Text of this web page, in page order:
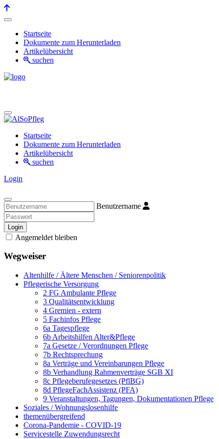
Startseite
Dokumente zum Herunterladen
Artikelübersicht
suchen
Startseite
Dokumente zum Herunterladen
Artikelübersicht
suchen
Login
Benutzername
Login
Angemeldet bleiben
Wegweiser
Altenhilfe / Ältere Menschen / Seniorenpolitik
Pflegerische Versorgung
2 FG Ambulante Pflege
3 Qualitätsentwicklung
4 Gremien - extern
5 Fachinfos Pflege
6a Tagespflege
6b Arbeitshilfen Alter&Pflege
7a Gesetze / Verordnungen Pflege
7b Rechtsprechung
8a Verträge und Vereinbarungen Pflege
8b Verhandlung Rahmenverträge SGB XI
8c Pflegeberufegesetzes (PflBG)
8d PflegeFachAssistenz (PFA)
9 Veranstaltungen, Tagungen, Dokumentationen Pflege
Soziales / Wohnungslosenhilfe
themenübergreifend
Corona-Pandemie - COVID-19
Servicestelle Zuwendungsrecht